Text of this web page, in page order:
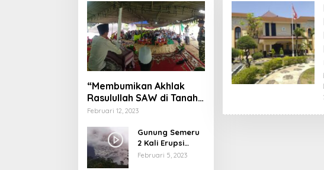
“Membumikan Akhlak
Rasulullah SAW di Tanah
Nusantara”
Februari 12, 2023
Gunung Semeru
2 Kali Erupsi
dengan Tinggi
Februari 5, 2023